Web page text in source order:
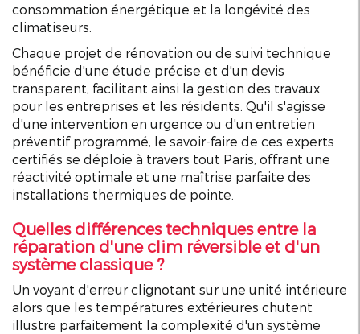
consommation énergétique et la longévité des
climatiseurs.
Chaque projet de rénovation ou de suivi technique
bénéficie d'une étude précise et d'un devis
transparent, facilitant ainsi la gestion des travaux
pour les entreprises et les résidents. Qu'il s'agisse
d'une intervention en urgence ou d'un entretien
préventif programmé, le savoir-faire de ces experts
certifiés se déploie à travers tout Paris, offrant une
réactivité optimale et une maîtrise parfaite des
installations thermiques de pointe.
Quelles différences techniques entre la
réparation d'une clim réversible et d'un
système classique ?
Un voyant d'erreur clignotant sur une unité intérieure
alors que les températures extérieures chutent
illustre parfaitement la complexité d'un système